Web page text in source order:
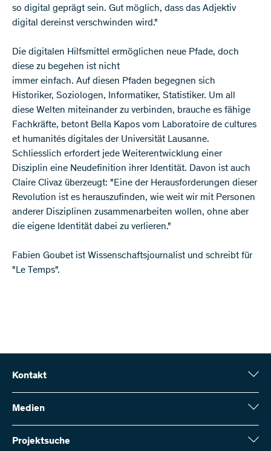
so digital geprägt sein. Gut möglich, dass das Adjektiv
digital dereinst verschwinden wird."
Die digitalen Hilfsmittel ermöglichen neue Pfade, doch
diese zu begehen ist nicht
immer einfach. Auf diesen Pfaden begegnen sich
Historiker, Soziologen, Informatiker, Statistiker. Um all
diese Welten miteinander zu verbinden, brauche es fähige
Fachkräfte, betont Bella Kapos vom Laboratoire de cultures
et humanités digitales der Universität Lausanne.
Schliesslich erfordert jede Weiterentwicklung einer
Disziplin eine Neudefinition ihrer Identität. Davon ist auch
Claire Clivaz überzeugt: "Eine der Herausforderungen dieser
Revolution ist es herauszufinden, wie weit wir mit Personen
anderer Disziplinen zusammenarbeiten wollen, ohne aber
die eigene Identität dabei zu verlieren."
Fabien Goubet ist Wissenschaftsjournalist und schreibt für
"Le Temps".
Kontakt
Schweizerischer Nationalfonds (SNF)
Wildhainweg 3
Kontakt aufnehmen
Medien
Medienauskünfte
Jahresbericht
Projektsuche